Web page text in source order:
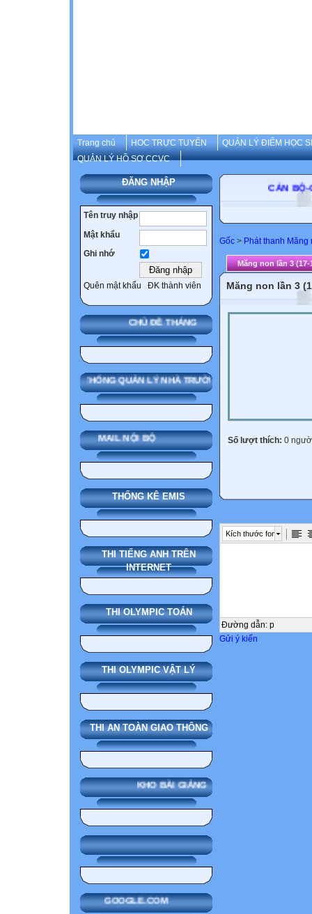
Trang chủ HOC TRỰC TUYẾN
QUẢN LÝ ĐIỂM HỌC
QUẢN LÝ HỒ SƠ CCVC
ĐĂNG NHẬP
Tên truy nhập
Mật khẩu
Ghi nhớ
Quên mật khẩu ĐK thành viên
CHỦ ĐỀ THÁNG
SMAS HỆ THỐNG QUẢN LÝ NHÀ TRƯỜNG
MAIL NỘI BỘ
THỐNG KÊ EMIS
THI TIẾNG ANH TRÊN
INTERNET
THI OLYMPIC TOÁN
THI OLYMPIC VẬT LÝ
THI AN TOÀN GIAO THÔNG
KHO BÀI GIẢNG
GOOGLE.COM
CÁN
Gốc > Phát thanh Măng
Măng non lần 3 (17-
Măng non lần 3
Số lượt thích: 0
Kích thước font
Đường dẫn: p
Gửi ý kiến